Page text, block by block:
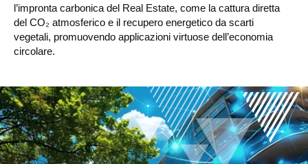
l’impronta carbonica del Real Estate, come la cattura diretta
del CO₂ atmosferico e il recupero energetico da scarti
vegetali, promuovendo applicazioni virtuose dell’economia
circolare.